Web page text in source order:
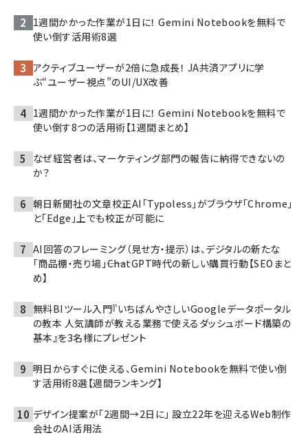
1週間かかった作業が1日に！ Gemini Notebookを無料で
使い倒す活用術8選
アクティブユーザーが2倍に急成長！ JA共済アプリに学
ぶ“ユーザー視点”のUI/UX改善
1週間かかった作業が1日に！ Gemini Notebookを無料で
使い倒す8つの活用術【1週間まとめ】
なぜ経営者は、マーケティング部門の報告に納得できないの
か？
朝日新聞社の文章校正AI「Typoless」がブラウザ「Chrome」
と「Edge」上でも校正が可能に
AI回答のフレーミング（見せ方・提示）は、デジタルの新たな
「商品棚・売り場」――ChatGPT時代の新しい購買行動【SEOまと
め】
無料BIツール入門『いちばんやさしいGoogleデータポータル
の教本 人気講師が教える業務で使えるダッシュボード構築の
基本』を3名様にプレゼント
明日からすぐに使える、Gemini Notebookを無料で使い倒
す活用術8選【週間ランキング】
デザイン提案が「2週間→2日に」 設立22年を迎えるWeb制作
会社のAI活用法